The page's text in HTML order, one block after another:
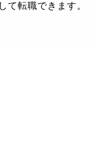
て転職できます。